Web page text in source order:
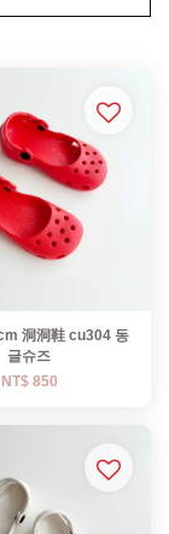
洞洞鞋 cu304 동
글슈즈
NT$ 850